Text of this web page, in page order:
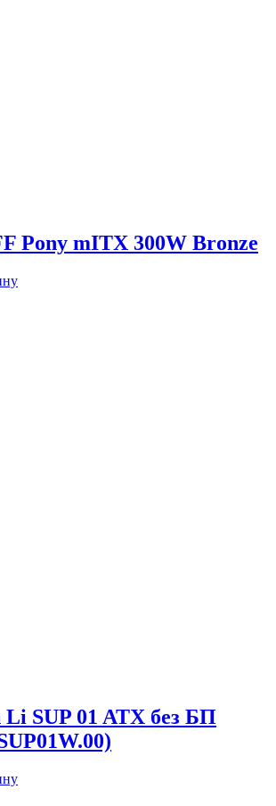
Pony mITX 300W Bronze
SUP 01 ATX без БП